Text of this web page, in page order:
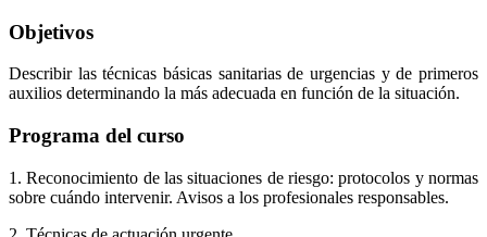
Objetivos
Describir las técnicas básicas sanitarias de urgencias y de primeros
auxilios determinando la más adecuada en función de la situación.
Programa del curso
1. Reconocimiento de las situaciones de riesgo: protocolos y normas
sobre cuándo intervenir. Avisos a los profesionales responsables.